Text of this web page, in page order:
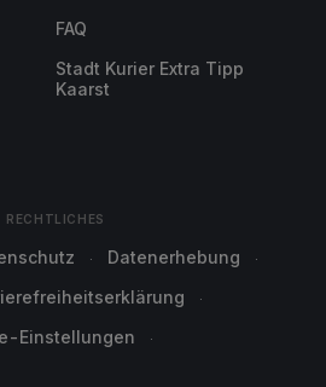
FAQ
Stadt Kurier Extra Tipp
Kaarst
RECHTLICHES
Datenerhebung
Einstellungen